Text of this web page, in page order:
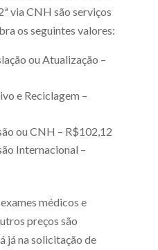
via CNH são serviços
os seguintes valores:
ou Atualização –
e Reciclagem –
ou CNH – R$102,12
Internacional –
médicos e
preços são
já na solicitação de